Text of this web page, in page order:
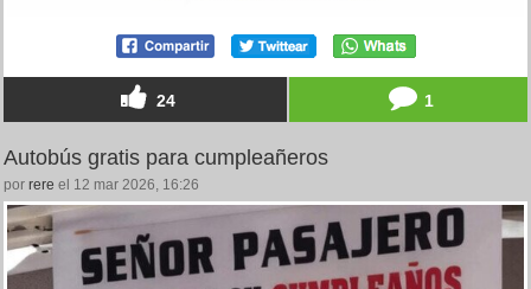
24 1
Autobús gratis para cumpleañeros
por rere el 12 mar 2026, 16:26